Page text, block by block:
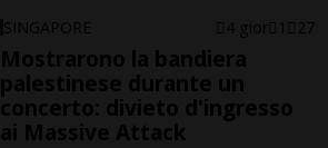
SINGAPORE 4 gior 1 27
Mostrarono la bandiera
palestinese durante un
concerto: divieto d'ingresso
ai Massive Attack